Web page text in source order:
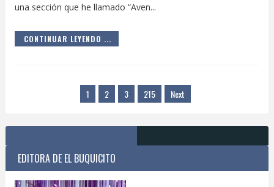
una sección que he llamado “Aven...
CONTINUAR LEYENDO ...
1 2 3 215 Next
EDITORA DE EL BUQUICITO